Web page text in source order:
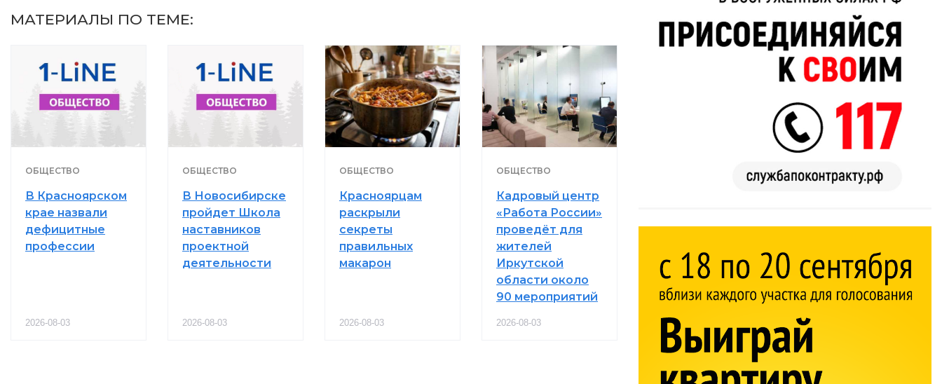
МАТЕРИАЛЫ ПО ТЕМЕ:
ОБЩЕСТВО
В Красноярском
крае назвали
дефицитные
профессии
2026-08-03
ОБЩЕСТВО
В Новосибирске
пройдет Школа
наставников
проектной
деятельности
2026-08-03
ОБЩЕСТВО
Красноярцам
раскрыли
секреты
правильных
макарон
2026-08-03
ОБЩЕСТВО
Кадровый центр
«Работа России»
проведёт для
жителей
Иркутской
области около
90 мероприятий
2026-08-03